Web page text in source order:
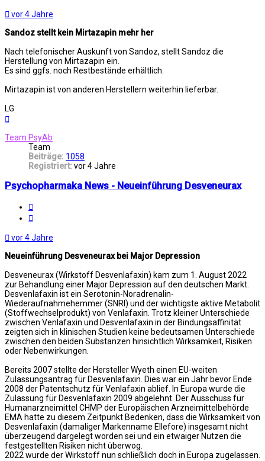
vor 4 Jahre
Sandoz stellt kein Mirtazapin mehr her
Nach telefonischer Auskunft von Sandoz, stellt Sandoz die
Herstellung von Mirtazapin ein.
Es sind ggfs. noch Restbestände erhältlich.
Mirtazapin ist von anderen Herstellern weiterhin lieferbar.
LG
Team PsyAb
Team
Beiträge: 1058
Registriert: vor 4 Jahre
Psychopharmaka News - Neueinführung Desveneurax
vor 4 Jahre
Neueinführung Desveneurax bei Major Depression
Desveneurax (Wirkstoff Desvenlafaxin) kam zum 1. August 2022
zur Behandlung einer Major Depression auf den deutschen Markt.
Desvenlafaxin ist ein Serotonin-Noradrenalin-
Wiederaufnahmehemmer (SNRI) und der wichtigste aktive Metabolit
(Stoffwechselprodukt) von Venlafaxin. Trotz kleiner Unterschiede
zwischen Venlafaxin und Desvenlafaxin in der Bindungsaffinität
zeigten sich in klinischen Studien keine bedeutsamen Unterschiede
zwischen den beiden Substanzen hinsichtlich Wirksamkeit, Risiken
oder Nebenwirkungen.
Bereits 2007 stellte der Hersteller Wyeth einen EU-weiten
Zulassungsantrag für Desvenlafaxin. Dies war ein Jahr bevor Ende
2008 der Patentschutz für Venlafaxin ablief. In Europa wurde die
Zulassung für Desvenlafaxin 2009 abgelehnt. Der Ausschuss für
Humanarzneimittel CHMP der Europäischen Arzneimittelbehörde
EMA hatte zu diesem Zeitpunkt Bedenken, dass die Wirksamkeit von
Desvenlafaxin (damaliger Markenname Ellefore) insgesamt nicht
überzeugend dargelegt worden sei und ein etwaiger Nutzen die
festgestellten Risiken nicht überwog.
2022 wurde der Wirkstoff nun schließlich doch in Europa zugelassen.